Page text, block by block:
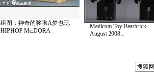
组图：神奇的哆啦A梦也玩
HIPHOP Mc.DORA
Medicom Toy Bearbrick -
August 2008...